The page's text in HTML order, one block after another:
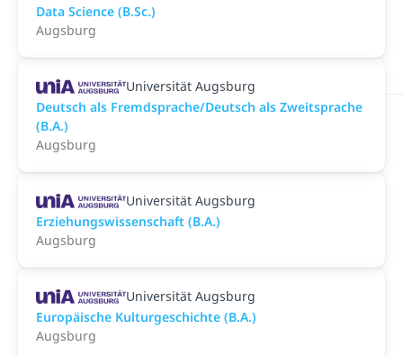
Data Science (B.Sc.)
Augsburg
Universität Augsburg
Deutsch als Fremdsprache/Deutsch als Zweitsprache
(B.A.)
Augsburg
Universität Augsburg
Erziehungswissenschaft (B.A.)
Augsburg
Universität Augsburg
Europäische Kulturgeschichte (B.A.)
Augsburg